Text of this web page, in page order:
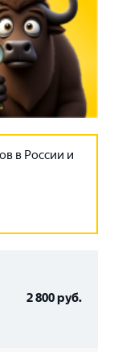
в России и
2 800руб.